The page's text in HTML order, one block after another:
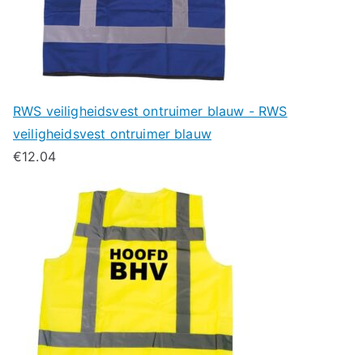
RWS veiligheidsvest ontruimer blauw - RWS
veiligheidsvest ontruimer blauw
€12.04